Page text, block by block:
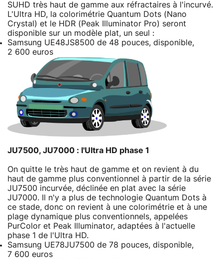
SUHD très haut de gamme aux réfractaires à l'incurvé.
L'Ultra HD, la colorimétrie Quantum Dots (Nano
Crystal) et le HDR (Peak Illuminator Pro) seront
disponible sur un modèle plat, un seul :
Samsung UE48JS8500 de 48 pouces, disponible,
2 600 euros
JU7500, JU7000 : l'Ultra HD phase 1
On quitte le très haut de gamme et on revient à du
haut de gamme plus conventionnel à partir de la série
JU7500 incurvée, déclinée en plat avec la série
JU7000. Il n'y a plus de technologie Quantum Dots à
ce stade, donc on revient à une colorimétrie et à une
plage dynamique plus conventionnels, appelées
PurColor et Peak Illuminator, adaptées à l'actuelle
phase 1 de l'Ultra HD.
Samsung UE78JU7500 de 78 pouces, disponible,
7 600 euros